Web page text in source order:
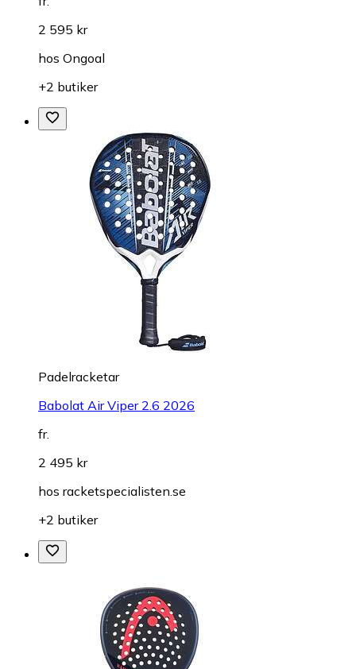
2 595 kr
hos Ongoal
+2 butiker
Padelracketar
Babolat Air Viper 2.6 2026
fr.
2 495 kr
hos racketspecialisten.se
+2 butiker